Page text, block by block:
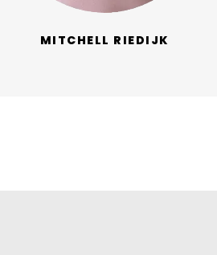
MITCHELL RIEDIJK